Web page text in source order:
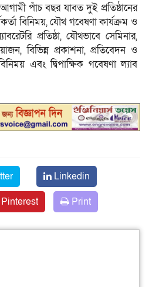
পাঁচ বছর যাবত দুই প্রতিষ্ঠানের
বিনিময়, যৌথ গবেষণা কার্যক্রম ও
প্রতিষ্ঠা, যৌথভাবে সেমিনার,
বিভিন্ন প্রকাশনা, প্রতিবেদন ও
এবং দ্বিপাক্ষিক গবেষণা ল্যাব
Linkedin
Pinterest Print